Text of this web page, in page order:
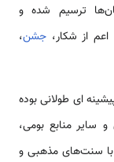
ترسیم شده و
از شکار، جشن،
ای طولانی بوده
سایر منابع بومی،
با سنت‌های مذهبی و